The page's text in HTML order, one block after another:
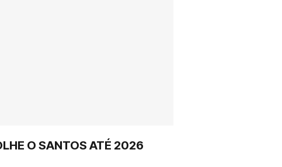
O SANTOS ATÉ 2026